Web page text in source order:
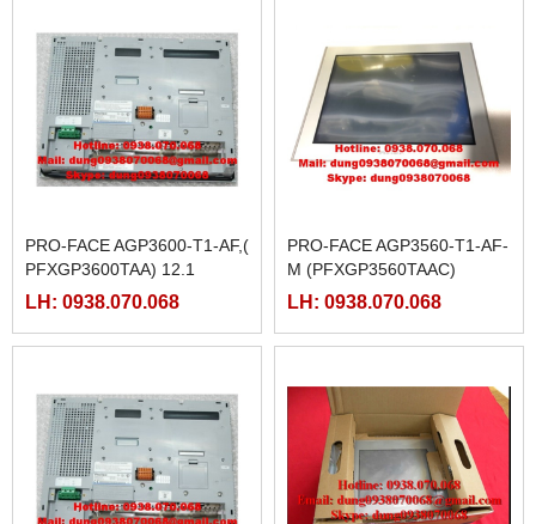
PRO-FACE AGP3600-T1-AF,(
PFXGP3600TAA) 12.1
LH: 0938.070.068
PRO-FACE AGP3560-T1-AF-
M (PFXGP3560TAAC)
LH: 0938.070.068